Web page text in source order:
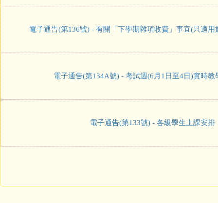
電子通告(第136號) - 有關「下學期雜項收費」事宜(只適用
電子通告(第134A號) - 考試週(6月1日至4日)實時教
電子通告(第133號) - 各級學生上課安排